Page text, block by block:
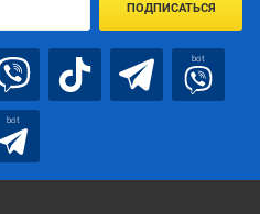
ПОДПИСАТЬСЯ
bot
bot